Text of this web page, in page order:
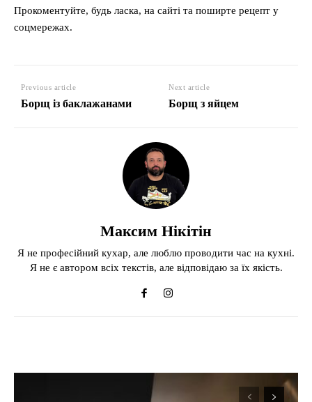
Прокоментуйте, будь ласка, на сайті та поширте рецепт у
соцмережах.
Previous article
Борщ із баклажанами
Next article
Борщ з яйцем
Максим Нікітін
Я не професійний кухар, але люблю проводити час на кухні.
Я не є автором всіх текстів, але відповідаю за їх якість.